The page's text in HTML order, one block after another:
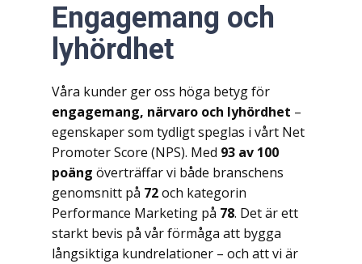
Engagemang och
lyhördhet
Våra kunder ger oss höga betyg för
engagemang, närvaro och lyhördhet –
egenskaper som tydligt speglas i vårt Net
Promoter Score (NPS). Med 93 av 100
poäng överträffar vi både branschens
genomsnitt på 72och kategorin
Performance Marketing på 78. Det är ett
starkt bevis på vår förmåga att bygga
långsiktiga kundrelationer – och att vi är